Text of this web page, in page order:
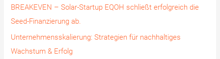
c
h
:
BREAKEVEN – Solar-Startup EQOH schließt erfolgreich die
Seed-Finanzierung ab.
Unternehmensskalierung: Strategien für nachhaltiges
Wachstum & Erfolg